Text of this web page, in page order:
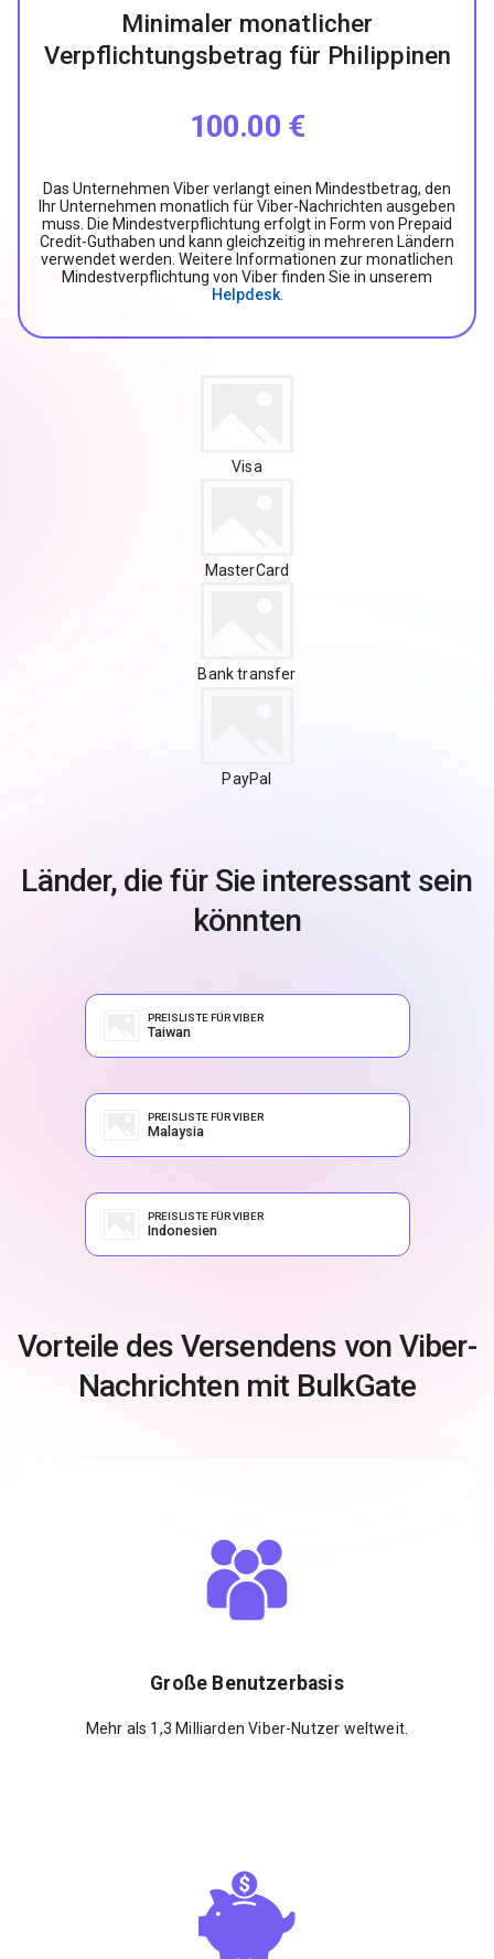
Minimaler monatlicher
Verpflichtungsbetrag für Philippinen
100.00 €
Das Unternehmen Viber verlangt einen Mindestbetrag, den
Ihr Unternehmen monatlich für Viber-Nachrichten ausgeben
muss. Die Mindestverpflichtung erfolgt in Form von Prepaid
Credit-Guthaben und kann gleichzeitig in mehreren Ländern
verwendet werden. Weitere Informationen zur monatlichen
Mindestverpflichtung von Viber finden Sie in unserem
Helpdesk.
Visa
MasterCard
Bank transfer
PayPal
Länder, die für Sie interessant sein
könnten
PREISLISTE FÜR VIBER
Taiwan
PREISLISTE FÜR VIBER
Malaysia
PREISLISTE FÜR VIBER
Indonesien
Vorteile des Versendens von Viber-
Nachrichten mit BulkGate
Große Benutzerbasis
Mehr als 1,3 Milliarden Viber-Nutzer weltweit.